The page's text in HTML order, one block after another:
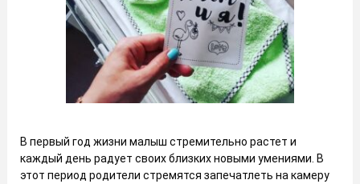
В первый год жизни малыш стремительно растет и
каждый день радует своих близких новыми умениями. В
этот период родители стремятся запечатлеть на камеру